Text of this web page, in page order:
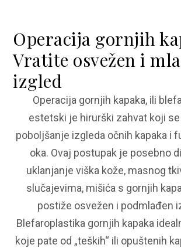
Operacija gornjih
Vratite osvežen i
izgled
Operacija gornjih kapaka, ili
estetski je hirurški zahvat koji
poboljšanje izgleda očnih kapaka i
oka. Ovaj postupak je posebno
uklanjanje viška kože, masnog
slučajevima, mišića s gornjih
postiže osvežen i podmlađen
Blefaroplastika gornjih kapaka
koje pate od „teških“ ili opuštenih